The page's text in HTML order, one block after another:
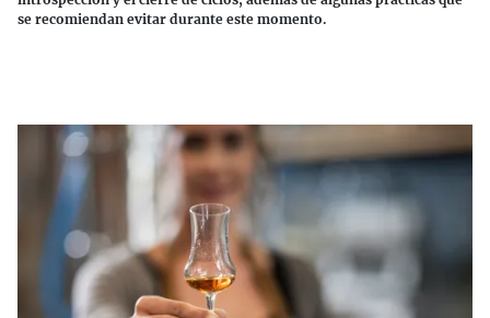
se recomiendan evitar durante este momento.